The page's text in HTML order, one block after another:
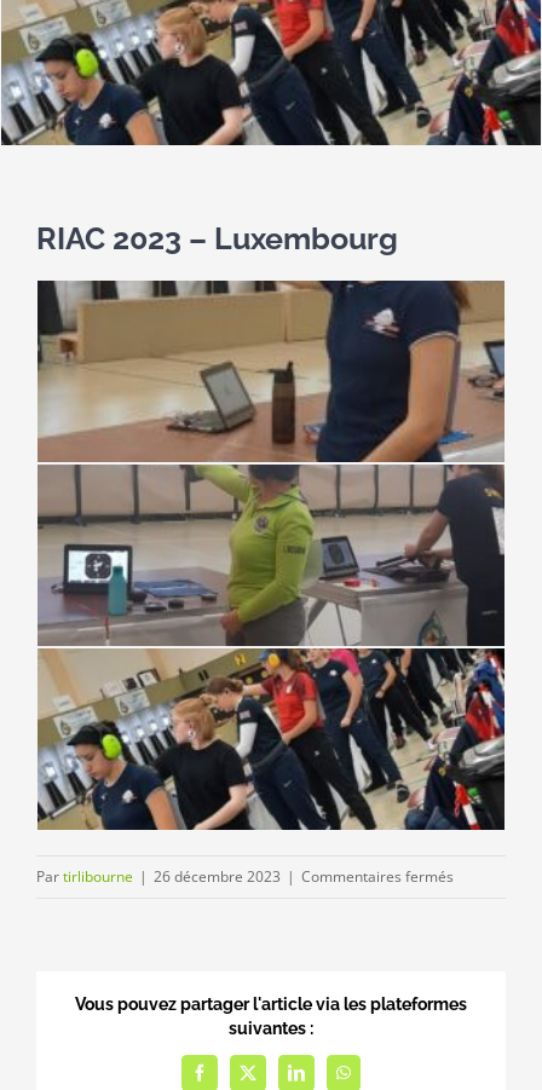
RIAC 2023 – Luxembourg
Partirlibourne | 26 décembre 2023 | Commentaires fermés
Vous pouvez partager l'article via les plateformes
suivantes :
FacebookTwitterLinkedInWhatsApp